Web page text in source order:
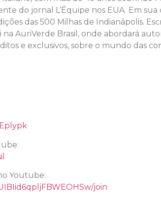
do jornal L’Équipe nos EUA. Em sua
das 500 Milhas de Indianápolis.
AuriVerde Brasil, onde abordará
e exclusivos, sobre o mundo das
Youtube:
join